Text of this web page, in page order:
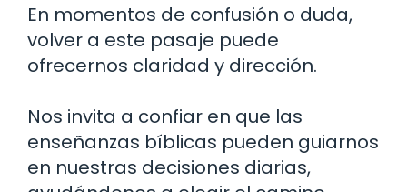
En momentos de confusión o duda,
volver a este pasaje puede
ofrecernos claridad y dirección.
Nos invita a confiar en que las
enseñanzas bíblicas pueden guiarnos
en nuestras decisiones diarias,